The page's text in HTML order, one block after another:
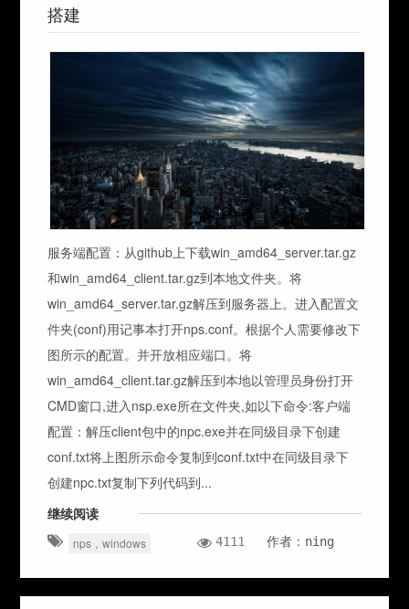
搭建
服务端配置：从github上下载win_amd64_server.tar.gz
和win_amd64_client.tar.gz到本地文件夹。将
win_amd64_server.tar.gz解压到服务器上。进入配置文
件夹(conf)用记事本打开nps.conf。根据个人需要修改下
图所示的配置。并开放相应端口。将
win_amd64_client.tar.gz解压到本地以管理员身份打开
CMD窗口,进入nsp.exe所在文件夹,如以下命令:客户端
配置：解压client包中的npc.exe并在同级目录下创建
conf.txt将上图所示命令复制到conf.txt中在同级目录下
创建npc.txt复制下列代码到...
继续阅读
nps，windows 4111 作者：ning